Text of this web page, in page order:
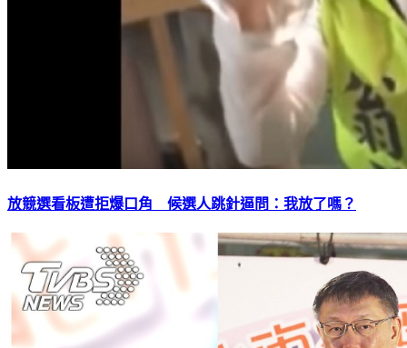
放競選看板遭拒爆口角 候選人跳針逼問：我放了嗎？